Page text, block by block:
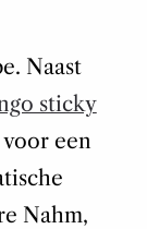
Naast
sticky
een
Nahm,